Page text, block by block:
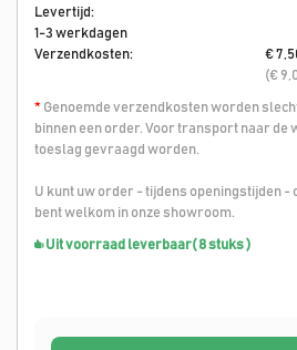
Levertijd:
1-3 werkdagen
Verzendkosten:
€
(€
* Genoemde verzendkosten worden
binnen een order. Voor transport naar de
toeslag gevraagd worden.
U kunt uw order - tijdens openingstijden -
bent welkom in onze showroom.
Uit voorraad leverbaar( 8 stuks )